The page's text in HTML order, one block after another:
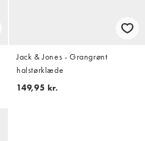
Jack & Jones - Grangrønt
halstørklæde
149,95 kr.